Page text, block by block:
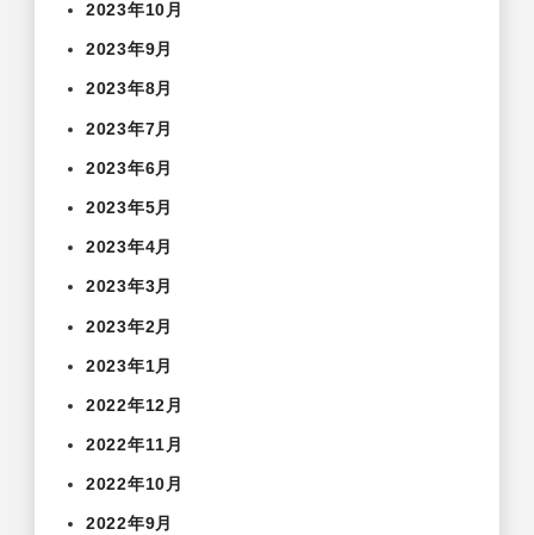
2023年10月
2023年9月
2023年8月
2023年7月
2023年6月
2023年5月
2023年4月
2023年3月
2023年2月
2023年1月
2022年12月
2022年11月
2022年10月
2022年9月